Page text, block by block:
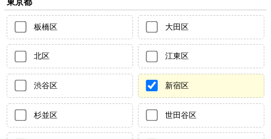
東京都
板橋区 大田区
北区 江東区
渋谷区 新宿区
杉並区 世田谷区